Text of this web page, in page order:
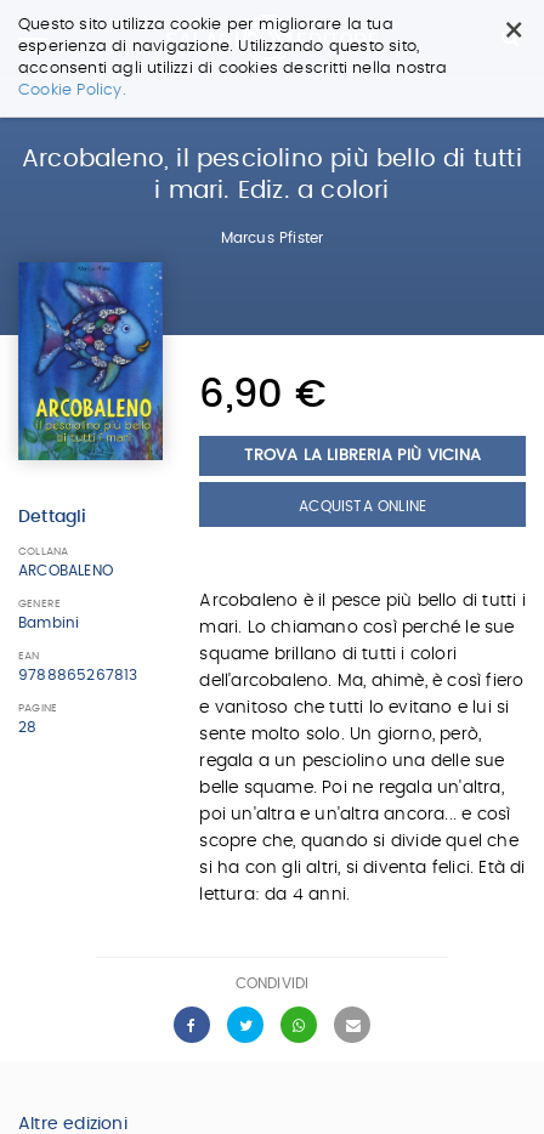
×
Questo sito utilizza cookie per migliorare la tua
esperienza di navigazione. Utilizzando questo sito,
acconsenti agli utilizzi di cookies descritti nella nostra
Cookie Policy.
Salta
Salta
Arcobaleno, il pesciolino più bello di tutti
i mari. Ediz. a colori
Marcus Pfister
Dettagli
COLLANA
ARCOBALENO
GENERE
Bambini
EAN
9788865267813
PAGINE
28
6,90 €
TROVA LA LIBRERIA PIÙ VICINA
ACQUISTA ONLINE
Arcobaleno è il pesce più bello di tutti i
mari. Lo chiamano così perché le sue
squame brillano di tutti i colori
dell'arcobaleno. Ma, ahimè, è così fiero
e vanitoso che tutti lo evitano e lui si
sente molto solo. Un giorno, però,
regala a un pesciolino una delle sue
belle squame. Poi ne regala un'altra,
poi un'altra e un'altra ancora... e così
scopre che, quando si divide quel che
si ha con gli altri, si diventa felici. Età di
lettura: da 4 anni.
CONDIVIDI
Altre edizioni